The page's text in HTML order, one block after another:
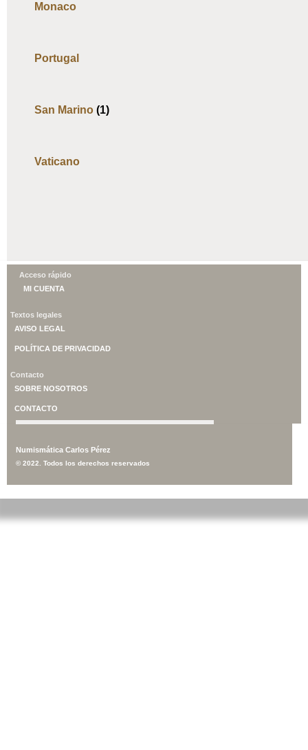
Monaco
Portugal
San Marino (1)
Vaticano
Acceso rápido
MI CUENTA
Textos legales
AVISO LEGAL
POLÍTICA DE PRIVACIDAD
Contacto
SOBRE NOSOTROS
CONTACTO
Numismática Carlos Pérez
© 2022. Todos los derechos reservados